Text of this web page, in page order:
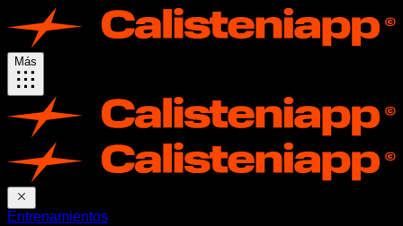
Más
Entrenamientos